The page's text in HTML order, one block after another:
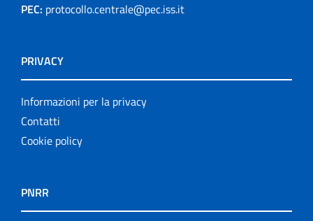
PEC: protocollo.centrale@pec.iss.it
PRIVACY
Informazioni per la privacy
Contatti
Cookie policy
PNRR